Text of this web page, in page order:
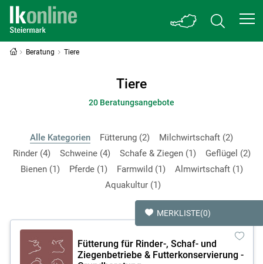
Beratung Tiere
Tiere
20 Beratungsangebote
Alle Kategorien Fütterung 2 Milchwirtschaft 2
Rinder 4 Schweine 4 Schafe & Ziegen 1 Geflügel
2
Bienen 1 Pferde 1 Farmwild 1 Almwirtschaft 1
Aquakultur 1
MERKLISTE(0)
Fütterung für Rinder-, Schaf- und
Ziegenbetriebe & Futterkonservierung -